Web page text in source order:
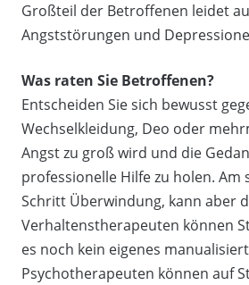
Großteil der Betroffenen leidet
Angststörungen und
Was raten Sie Betroffenen?
Entscheiden Sie sich bewusst
Wechselkleidung, Deo oder
Angst zu groß wird und die
professionelle Hilfe zu holen.
Schritt Überwindung, kann aber
Verhaltenstherapeuten können
es noch kein eigenes
Psychotherapeuten können auf